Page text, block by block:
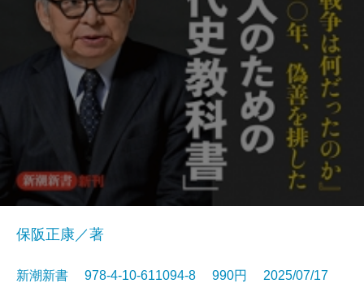
保阪正康／著
新潮新書 978-4-10-611094-8 990円 2025/07/17